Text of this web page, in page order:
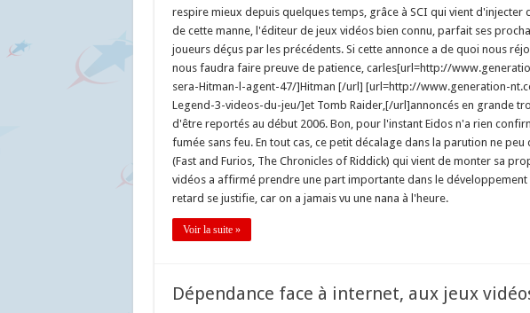
respire mieux depuis quelques temps, grâce à SCI qui vient d'injecter
de cette manne, l'éditeur de jeux vidéos bien connu, parfait ses
joueurs déçus par les précédents. Si cette annonce a de quoi nous
nous faudra faire preuve de patience, carles[url=http://
sera-Hitman-l-agent-47/]Hitman [/url] [url=http://www.generation-
Legend-3-videos-du-jeu/]et Tomb Raider,[/url]annoncés en grande
d'être reportés au début 2006. Bon, pour l'instant Eidos n'a rien
fumée sans feu. En tout cas, ce petit décalage dans la parution ne
(Fast and Furios, The Chronicles of Riddick) qui vient de monter sa
vidéos a affirmé prendre une part importante dans le développement
retard se justifie, car on a jamais vu une nana à l'heure.
Voir la suite »
Dépendance face à internet, aux jeux